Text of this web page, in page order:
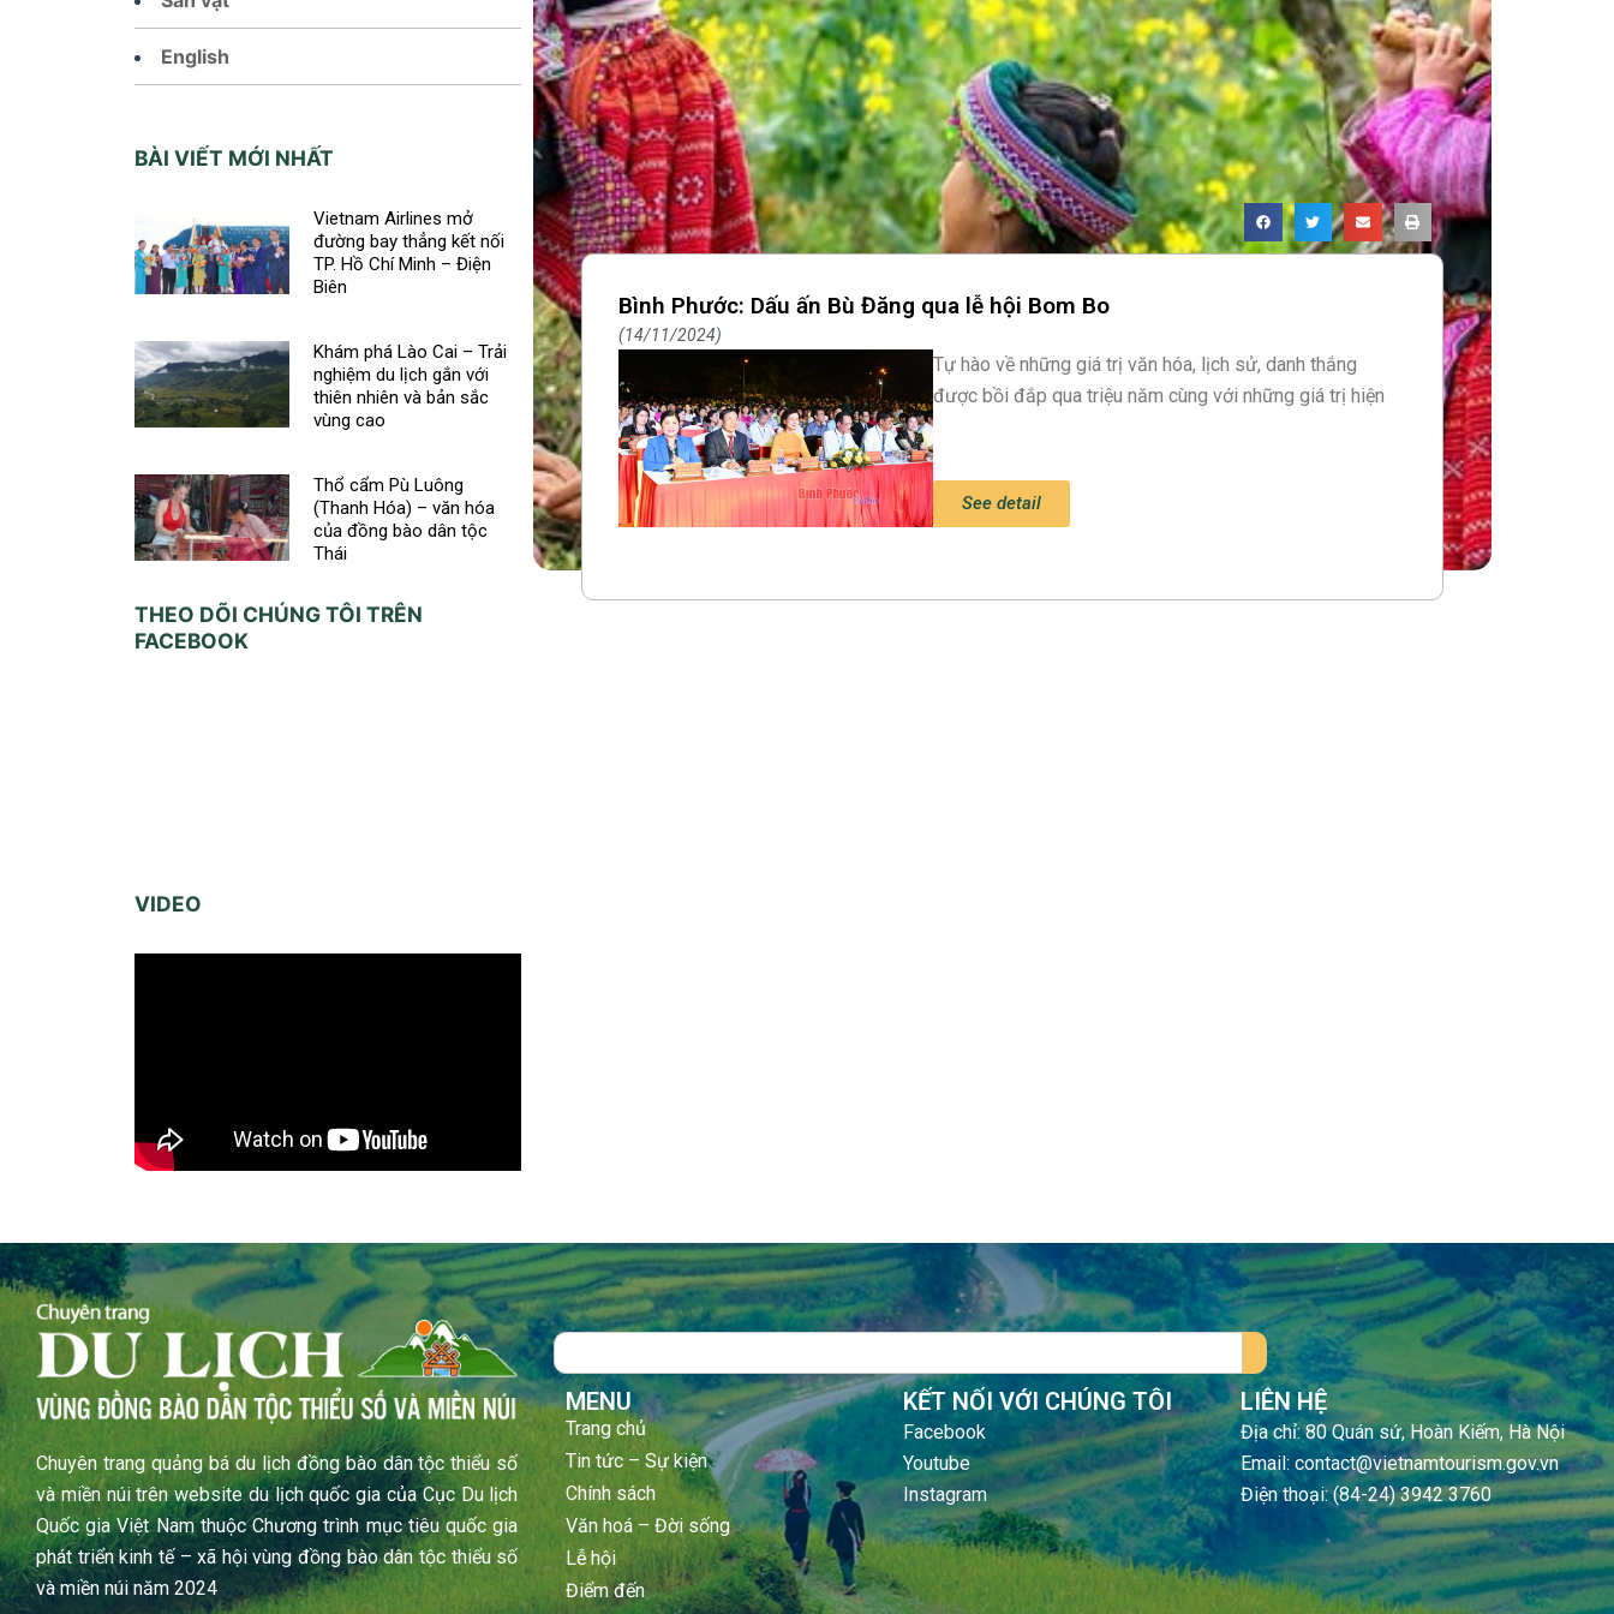
English
BÀI VIẾT MỚI NHẤT
Vietnam Airlines mở
đường bay thẳng kết nối
TP. Hồ Chí Minh – Điện
Biên
Khám phá Lào Cai – Trải
nghiệm du lịch gắn với
thiên nhiên và bản sắc
vùng cao
Thổ cẩm Pù Luông
(Thanh Hóa) – văn hóa
của đồng bào dân tộc
Thái
THEO DÕI CHÚNG TÔI TRÊN
FACEBOOK
VIDEO
Bình Phước: Dấu ấn Bù Đăng qua lễ hội Bom Bo
14/11/2024
Tự hào về những giá trị văn hóa, lịch sử, danh thắng
được bồi đắp qua triệu năm cùng với những giá trị hiện
See detail
Chuyên trang quảng bá du lịch đồng bào dân tộc thiểu số
và miền núi trên website du lịch quốc gia của Cục Du lịch
Quốc gia Việt Nam thuộc Chương trình mục tiêu quốc gia
phát triển kinh tế – xã hội vùng đồng bào dân tộc thiểu số
và miền núi năm 2024
Search
MENU
Trang chủ
Tin tức – Sự kiện
Chính sách
Văn hoá – Đời sống
Lễ hội
Điểm đến
KẾT NỐI VỚI CHÚNG TÔI
Facebook
Youtube
Instagram
LIÊN HỆ
Địa chỉ: 80 Quán sứ, Hoàn Kiếm, Hà Nội
Email: contact@vietnamtourism.gov.vn
Điện thoại: (84-24) 3942 3760